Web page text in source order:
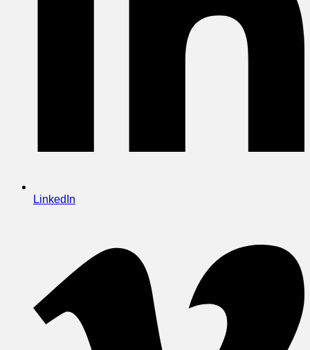
LinkedIn